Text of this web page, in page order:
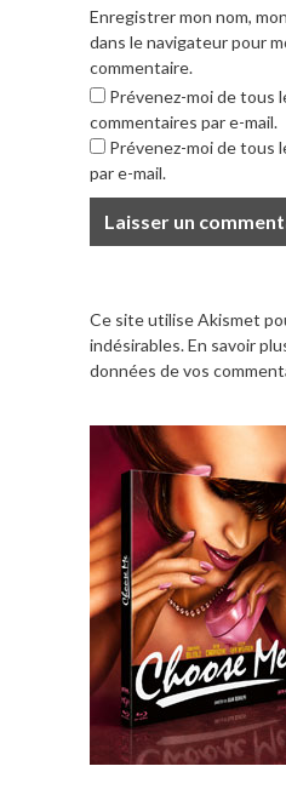
Enregistrer mon nom,
dans le navigateur pour
commentaire.
Prévenez-moi de tous
commentaires par e-mail.
Prévenez-moi de tous
par e-mail.
Ce site utilise Akismet
indésirables.En savoir
données de vos